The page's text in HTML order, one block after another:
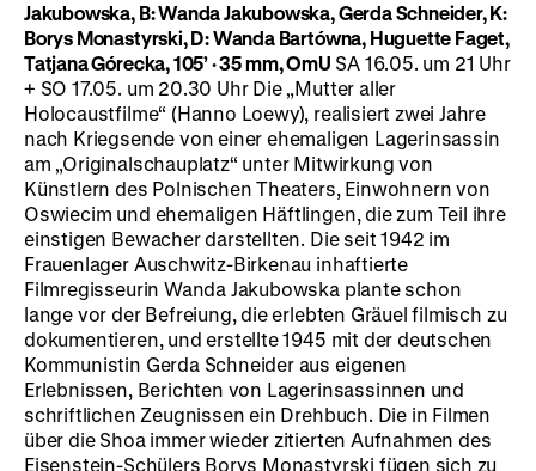
Jakubowska, B: Wanda Jakubowska, Gerda Schneider, K:
Borys Monastyrski, D: Wanda Bartówna, Huguette Faget,
Tatjana Górecka, 105’·35 mm, OmU SA 16.05. um 21 Uhr
+ SO 17.05. um 20.30 Uhr Die „Mutter aller
Holocaustfilme“ (Hanno Loewy), realisiert zwei Jahre
nach Kriegsende von einer ehemaligen Lagerinsassin
am „Originalschauplatz“ unter Mitwirkung von
Künstlern des Polnischen Theaters, Einwohnern von
Oswiecim und ehemaligen Häftlingen, die zum Teil ihre
einstigen Bewacher darstellten. Die seit 1942 im
Frauenlager Auschwitz-Birkenau inhaftierte
Filmregisseurin Wanda Jakubowska plante schon
lange vor der Befreiung, die erlebten Gräuel filmisch zu
dokumentieren, und erstellte 1945 mit der deutschen
Kommunistin Gerda Schneider aus eigenen
Erlebnissen, Berichten von Lagerinsassinnen und
schriftlichen Zeugnissen ein Drehbuch. Die in Filmen
über die Shoa immer wieder zitierten Aufnahmen des
Eisenstein-Schülers Borys Monastyrski fügen sich zu